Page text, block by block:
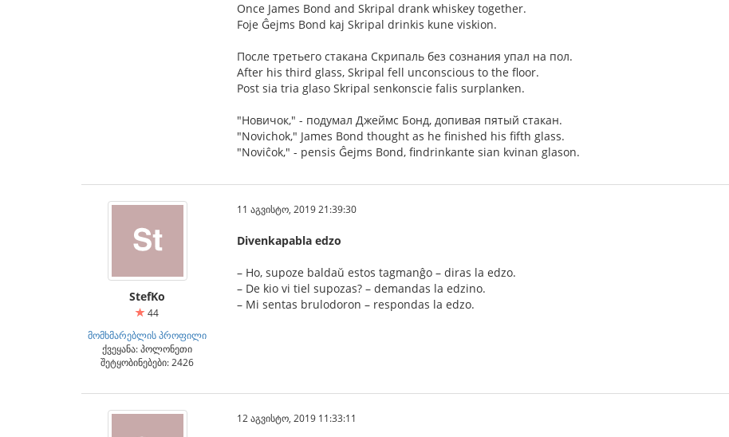
Once James Bond and Skripal drank whiskey together.
Foje Ĝejms Bond kaj Skripal drinkis kune viskion.
После третьего стакана Скрипаль без сознания упал на пол.
After his third glass, Skripal fell unconscious to the floor.
Post sia tria glaso Skripal senkonscie falis surplanken.
"Новичок," - подумал Джеймс Бонд, допивая пятый стакан.
"Novichok," James Bond thought as he finished his fifth glass.
"Noviĉok," - pensis Ĝejms Bond, findrinkante sian kvinan glason.
StefKo
44
მომხმარებლის პროფილი
ქვეყანა: პოლონეთი
შეტყობინებები: 2426
11 აგვისტო, 2019 21:39:30
Divenkapabla edzo
– Ho, supoze baldaŭ estos tagmanĝo – diras la edzo.
– De kio vi tiel supozas? – demandas la edzino.
– Mi sentas brulodoron – respondas la edzo.
12 აგვისტო, 2019 11:33:11